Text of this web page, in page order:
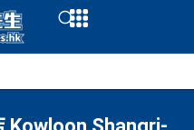
Open